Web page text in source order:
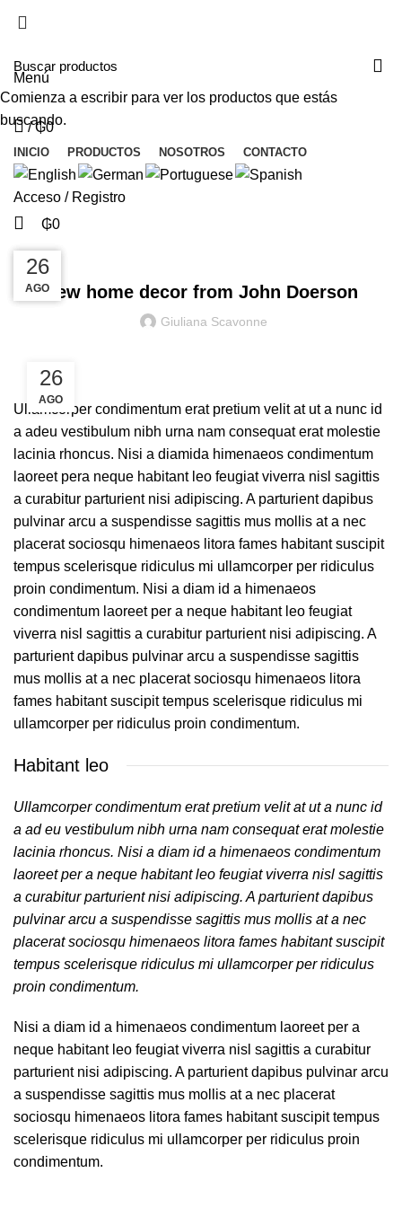
Menú
/ ₲0
INICIO PRODUCTOS NOSOTROS CONTACTO
Acceso / Registro
₲0
New home decor from John Doerson
Giuliana Scavonne
26
AGO
Ullamcorper condimentum erat pretium velit at ut a nunc id
a adeu vestibulum nibh urna nam consequat erat molestie
lacinia rhoncus. Nisi a diamida himenaeos condimentum
laoreet pera neque habitant leo feugiat viverra nisl sagittis
a curabitur parturient nisi adipiscing. A parturient dapibus
pulvinar arcu a suspendisse sagittis mus mollis at a nec
placerat sociosqu himenaeos litora fames habitant suscipit
tempus scelerisque ridiculus mi ullamcorper per ridiculus
proin condimentum. Nisi a diam id a himenaeos
condimentum laoreet per a neque habitant leo feugiat
viverra nisl sagittis a curabitur parturient nisi adipiscing. A
parturient dapibus pulvinar arcu a suspendisse sagittis
mus mollis at a nec placerat sociosqu himenaeos litora
fames habitant suscipit tempus scelerisque ridiculus mi
ullamcorper per ridiculus proin condimentum.
Habitant leo
Ullamcorper condimentum erat pretium velit at ut a nunc id
a ad eu vestibulum nibh urna nam consequat erat molestie
lacinia rhoncus. Nisi a diam id a himenaeos condimentum
laoreet per a neque habitant leo feugiat viverra nisl sagittis
a curabitur parturient nisi adipiscing. A parturient dapibus
pulvinar arcu a suspendisse sagittis mus mollis at a nec
placerat sociosqu himenaeos litora fames habitant suscipit
tempus scelerisque ridiculus mi ullamcorper per ridiculus
proin condimentum.
Nisi a diam id a himenaeos condimentum laoreet per a
neque habitant leo feugiat viverra nisl sagittis a curabitur
parturient nisi adipiscing. A parturient dapibus pulvinar arcu
a suspendisse sagittis mus mollis at a nec placerat
sociosqu himenaeos litora fames habitant suscipit tempus
scelerisque ridiculus mi ullamcorper per ridiculus proin
condimentum.
27
AGO
27
AGO
26
AGO
Comienza a escribir para ver los productos que estás
buscando.